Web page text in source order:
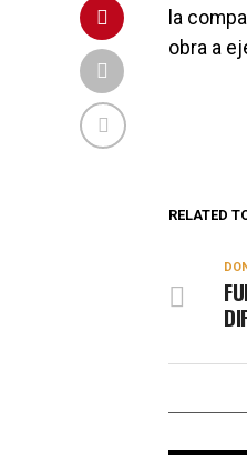
la
obra a
RELATED